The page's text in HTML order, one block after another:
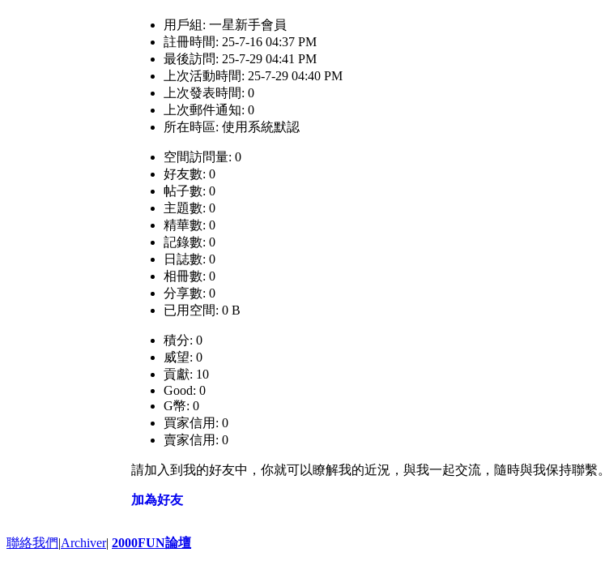
用戶組: 一星新手會員
註冊時間: 25-7-16 04:37 PM
最後訪問: 25-7-29 04:41 PM
上次活動時間: 25-7-29 04:40 PM
上次發表時間: 0
上次郵件通知: 0
所在時區: 使用系統默認
空間訪問量: 0
好友數: 0
帖子數: 0
主題數: 0
精華數: 0
記錄數: 0
日誌數: 0
相冊數: 0
分享數: 0
已用空間: 0 B
積分: 0
威望: 0
貢獻: 10
Good: 0
G幣: 0
買家信用: 0
賣家信用: 0
請加入到我的好友中，你就可以瞭解我的近況，與我一起交流，隨時與我保持聯繫。
加為好友
聯絡我們|Archiver| 2000FUN論壇